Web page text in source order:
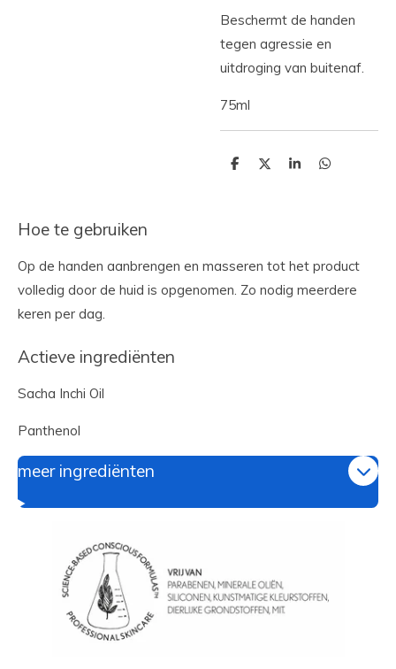
Beschermt de handen
tegen agressie en
uitdroging van buitenaf.
75ml
D
D
S
D
Hoe te gebruiken
Op de handen aanbrengen en masseren tot het product
volledig door de huid is opgenomen. Zo nodig meerdere
keren per dag.
Actieve ingrediënten
Sacha Inchi Oil
Panthenol
meer ingrediënten